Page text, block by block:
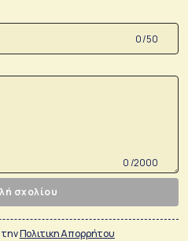
0 /50
0 /2000
σχολίου
τηνΠολιτικη Απορρήτου